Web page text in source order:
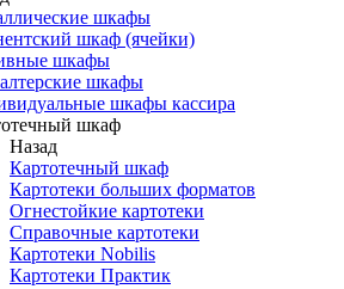
шкафы
шкаф (ячейки)
шкафы
шкафы
шкафы кассира
шкаф
Назад
Картотечный шкаф
Картотеки больших форматов
Огнестойкие картотеки
Справочные картотеки
Картотеки Nobilis
Картотеки Практик